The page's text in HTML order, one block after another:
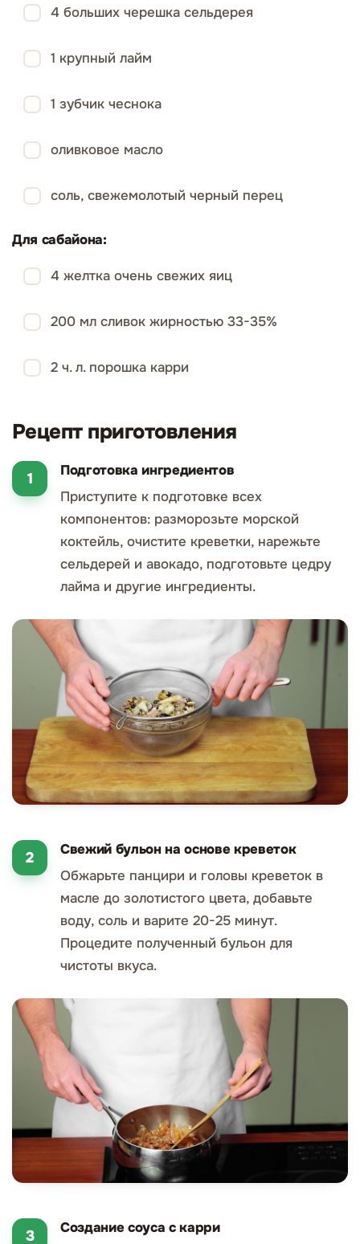
4 больших черешка сельдерея
1 крупный лайм
1 зубчик чеснока
оливковое масло
соль, свежемолотый черный перец
Для сабайона:
4 желтка очень свежих яиц
200 мл сливок жирностью 33-35%
2 ч. л. порошка карри
Рецепт приготовления
Подготовка ингредиентов
Приступите к подготовке всех
компонентов: разморозьте морской
коктейль, очистите креветки, нарежьте
сельдерей и авокадо, подготовьте цедру
лайма и другие ингредиенты.
Свежий бульон на основе креветок
Обжарьте панцири и головы креветок в
масле до золотистого цвета, добавьте
воду, соль и варите 20-25 минут.
Процедите полученный бульон для
чистоты вкуса.
Создание соуса с карри